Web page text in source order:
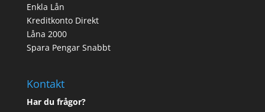
Enkla Lån
Kreditkonto Direkt
Låna 2000
Spara Pengar Snabbt
Kontakt
Har du frågor?